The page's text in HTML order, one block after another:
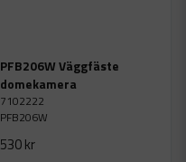
PFB206W Väggfäste
domekamera
7102222
PFB206W
530 kr